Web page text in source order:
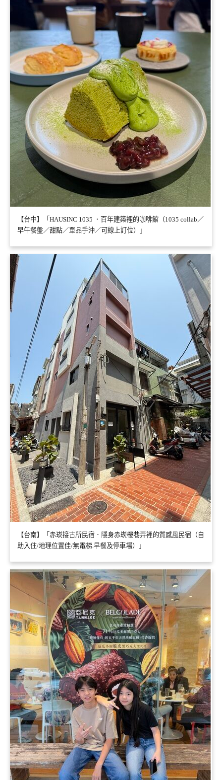
【台中】「HAUSINC 1035 ．百年建築裡的咖啡館（1035 collab／
早午餐盤／甜點／單品手沖／可線上訂位）」
【台南】「赤崁接古所民宿．隱身赤崁樓巷弄裡的質感風民宿（自
助入住/地理位置佳/無電梯.早餐及停車場）」